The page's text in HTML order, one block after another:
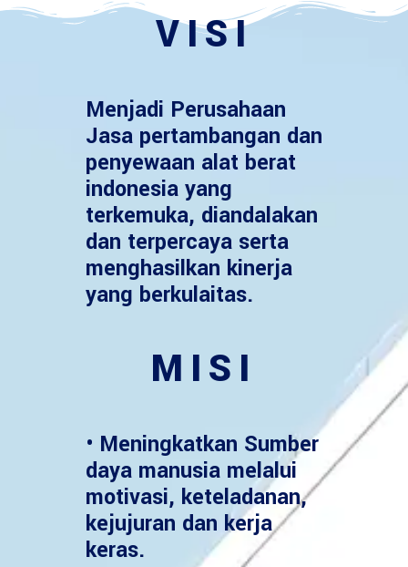
VISI
Menjadi Perusahaan
Jasa pertambangan dan
penyewaan alat berat
indonesia yang
terkemuka, diandalakan
dan terpercaya serta
menghasilkan kinerja
yang berkulaitas.
MISI
• Meningkatkan Sumber
daya manusia melalui
motivasi, keteladanan,
kejujuran dan kerja
keras.